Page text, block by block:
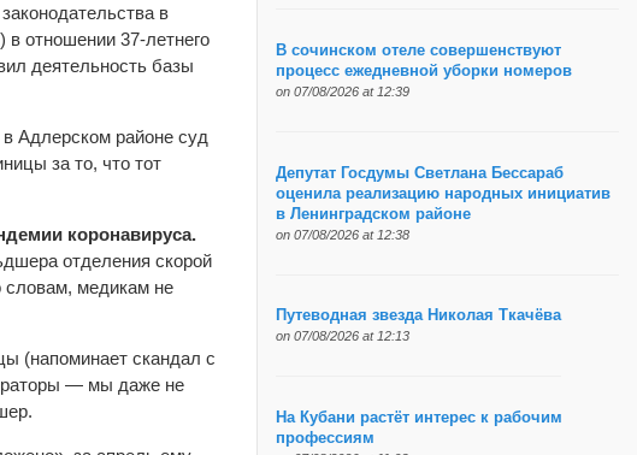
в
в отношении 37-летнего
деятельность базы
Адлерском районе суд
за то, что тот
коронавируса.
отделения скорой
медикам не
(напоминает скандал с
— мы даже не
В сочинском отеле совершенствуют
процесс ежедневной уборки номеров
on 07/08/2026 at 12:39
Депутат Госдумы Светлана Бессараб
оценила реализацию народных инициатив
в Ленинградском районе
on 07/08/2026 at 12:38
Путеводная звезда Николая Ткачёва
on 07/08/2026 at 12:13
На Кубани растёт интерес к рабочим
профессиям